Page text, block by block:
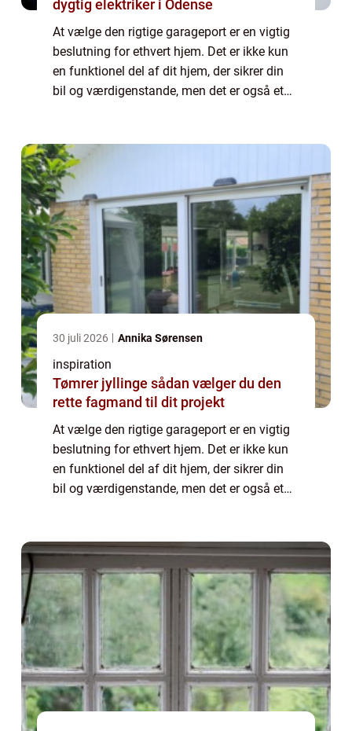
dygtig elektriker i Odense
At vælge den rigtige garageport er en vigtig
beslutning for ethvert hjem. Det er ikke kun
en funktionel del af dit hjem, der sikrer din
bil og værdigenstande, men det er også et
30 juli 2026 Annika Sørensen
inspiration
Tømrer jyllinge sådan vælger du den
rette fagmand til dit projekt
At vælge den rigtige garageport er en vigtig
beslutning for ethvert hjem. Det er ikke kun
en funktionel del af dit hjem, der sikrer din
bil og værdigenstande, men det er også et